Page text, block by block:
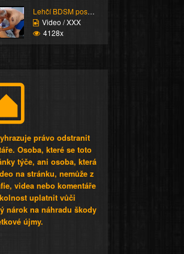
Lehčí BDSM postaršího ...
Video / XXX
4128x
právo odstranit
Osoba, které se toto
týče, ani osoba, která
na stránku, nemůže z
videa nebo komentáře
uplatnit vůči
nárok na náhradu škody
újmy.